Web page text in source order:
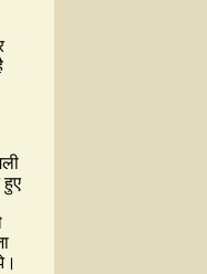
हुए